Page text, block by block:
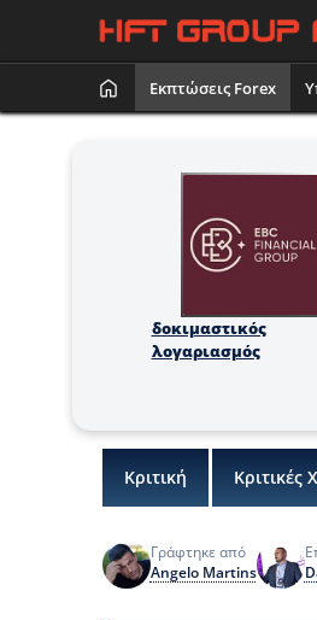
Εκπτώσεις Forex
δοκιμαστικός
λογαριασμός
Κριτική Κριτικές
Γράφτηκε από
Angelo Martins